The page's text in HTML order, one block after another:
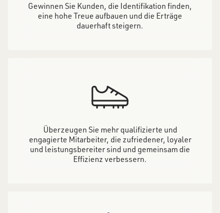
Gewinnen Sie Kunden, die Identifikation finden,
eine hohe Treue aufbauen und die Erträge
dauerhaft steigern.
Überzeugen Sie mehr qualifizierte und
engagierte Mitarbeiter, die zufriedener, loyaler
und leistungsbereiter sind und gemeinsam die
Effizienz verbessern.